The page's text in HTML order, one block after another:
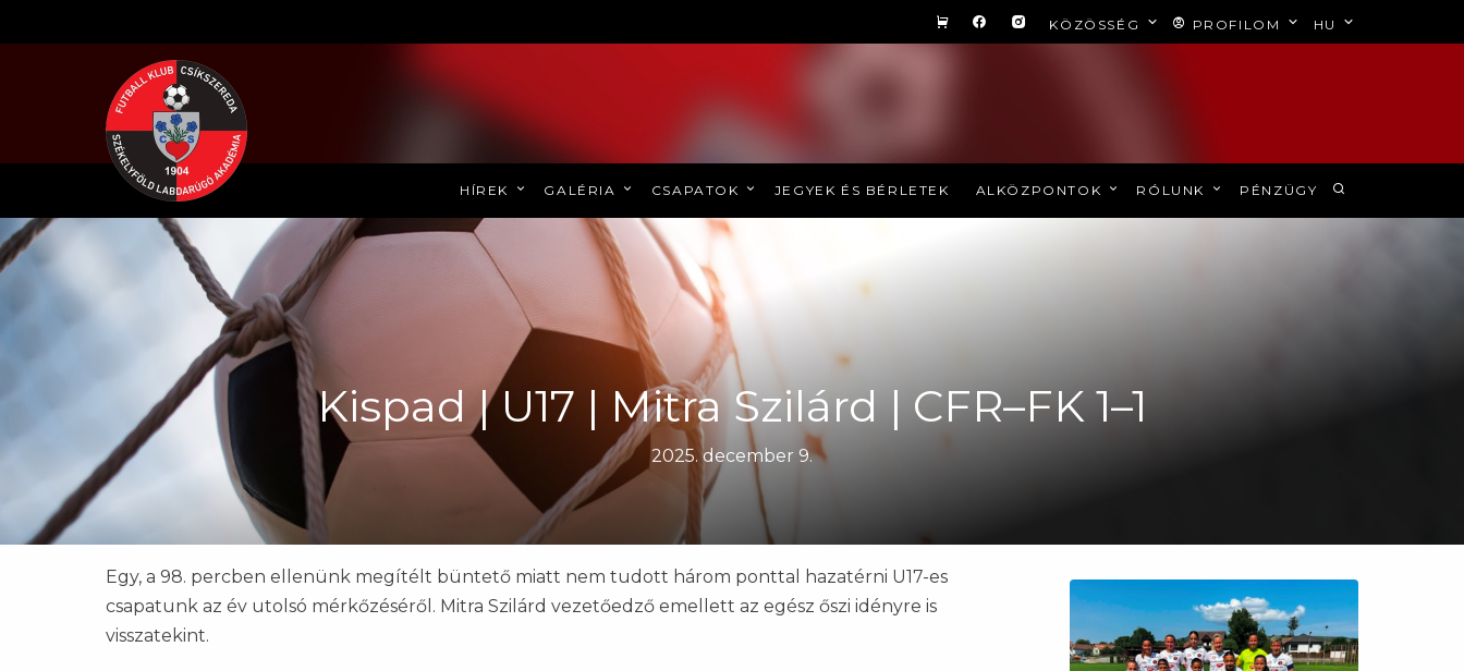
KÖZÖSSÉG PROFILOM HU
HÍREK GALÉRIA CSAPATOK JEGYEK ÉS BÉRLETEK ALKÖZPONTOK RÓLUNK PÉNZÜGY
Kispad | U17 | Mitra Szilárd | CFR–FK 1–1
2025. december 9.
Egy, a 98. percben ellenünk megítélt büntető miatt nem tudott három ponttal hazatérni U17-es
csapatunk az év utolsó mérkőzéséről. Mitra Szilárd vezetőedző emellett az egész őszi idényre is
visszatekint.